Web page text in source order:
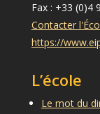
Fax : +33 (0)4
Contacter
https://
L’école
Le mot du